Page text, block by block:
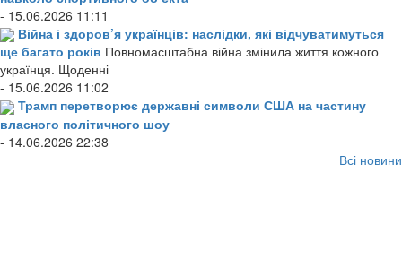
- 15.06.2026 11:11
Війна і здоров’я українців: наслідки, які відчуватимуться
ще багато років Повномасштабна війна змінила життя кожного
українця. Щоденні
- 15.06.2026 11:02
Трамп перетворює державні символи США на частину
власного політичного шоу
- 14.06.2026 22:38
Всі новини